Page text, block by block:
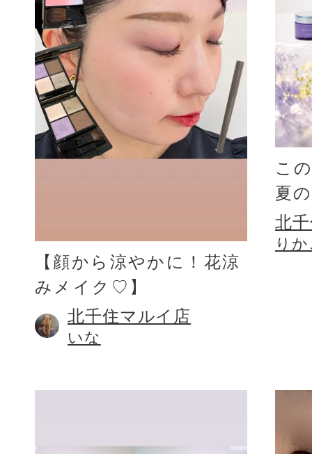
【顔から涼やかに！花涼
みメイク♡】
北千住マルイ店
いな
こ
夏
北
り